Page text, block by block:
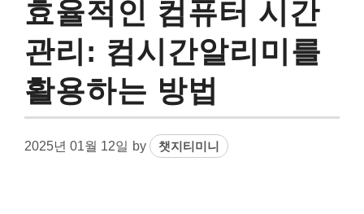
효율적인 컴퓨터 시간
관리: 컴시간알리미를
활용하는 방법
2025년 01월 12일 by 챗지티미니